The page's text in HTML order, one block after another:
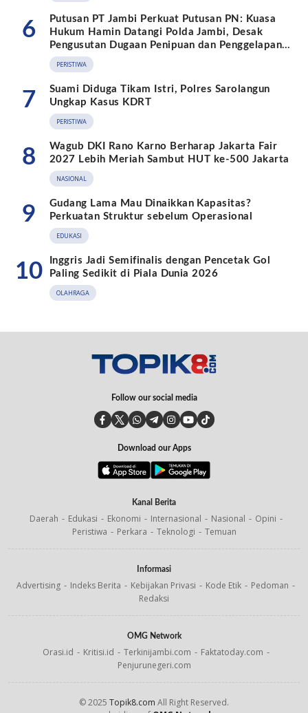
6
Putusan PT Jambi Perkuat Putusan PN: Kuasa
Hukum Hamin Datangi Polda Jambi, Desak
Pengusutan Dugaan Penipuan dan Penggelapan
BPKB
PERISTIWA
7
Suami Diduga Tikam Istri, Polres Sarolangun
Ungkap Kasus KDRT
PERISTIWA
8
Wagub DKI Rano Karno Berharap Jakarta Fair
2027 Lebih Meriah Sambut HUT ke-500 Jakarta
NASIONAL
9
Gudang Lama Mau Dinaikkan Kapasitas?
Perkuatan Struktur sebelum Operasional
EDUKASI
10
Inggris Jadi Semifinalis dengan Pencetak Gol
Paling Sedikit di Piala Dunia 2026
OLAHRAGA
Follow our social media
Download our Apps
Kanal Berita
Daerah Edukasi Ekonomi Internasional Nasional
Opini
Peristiwa
Perkara Teknologi Temuan
Informasi
Advertising Indeks Berita Kebijakan Privasi Kode Etik
Pedoman
Redaksi
OMG Network
Orasi.id Kritisi.id Terkinijambi.com
Faktatoday.com
Penjurunegeri.com
© 2025 Topik8.com All Right Reserved.